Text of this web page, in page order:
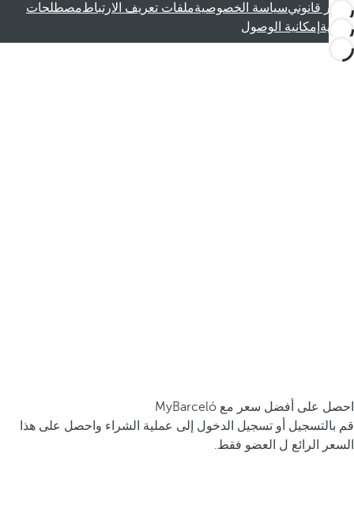
إشعار قانونيسياسة الخصوصيةملفات تعريف الارتباطمصطلحات
قانونية إمكانية الوصول
احصل على أفضل سعر مع MyBarceló
قم بالتسجيل أو تسجيل الدخول إلى عملية الشراء واحصل على هذا
السعر الرائع ل العضو فقط.